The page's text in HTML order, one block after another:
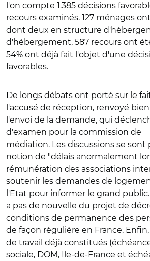
l'on compte 1.385 décisions
recours examinés. 127 ménages
dont deux en structure
d'hébergement, 587 recours ont
54% ont déjà fait l'objet d'une
favorables.
De longs débats ont porté sur le
l'accusé de réception, renvoyé
l'envoi de la demande, qui
d'examen pour la commission de
médiation. Les discussions se sont
notion de "délais anormalement
rémunération des associations
soutenir les demandes de
l'Etat pour informer le grand
a pas de nouvelle du projet de
conditions de permanence des
de façon régulière en France.
de travail déjà constitués
sociale, DOM, Ile-de-France et